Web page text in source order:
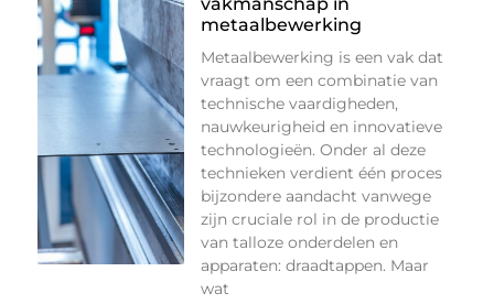
metaalbewerking
Metaalbewerking is een vak dat
vraagt om een combinatie van
technische vaardigheden,
nauwkeurigheid en innovatieve
technologieën. Onder al deze
technieken verdient één proces
bijzondere aandacht vanwege
zijn cruciale rol in de productie
van talloze onderdelen en
apparaten: draadtappen. Maar
wat